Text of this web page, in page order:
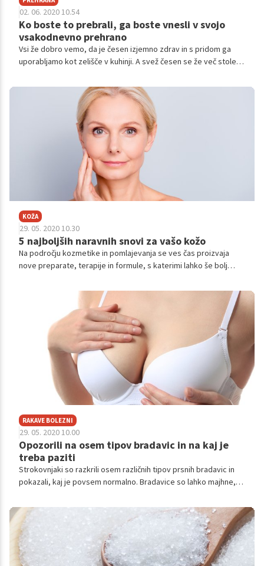
02. 06. 2020 10.54
Ko boste to prebrali, ga boste vnesli v svojo
vsakodnevno prehrano
Vsi že dobro vemo, da je česen izjemno zdrav in s pridom ga
uporabljamo kot zelišče v kuhinji. A svež česen se že več stoletij
v resnici celo vrsto pozitivnih učinkov na zdravje. Pokazalo se
je, da krepi imunski sistem, izboljšuje delovanje srčno-žilnega
sistema, da varuje telo pred infekcijami in da zmanjšuje vnetja v
KOŽA
29. 05. 2020 10.30
5 najboljših naravnih snovi za vašo kožo
Na področju kozmetike in pomlajevanja se ves čas proizvaja
nove preparate, terapije in formule, s katerimi lahko še bolj
pogostih tegobah, nove stvari niso nujno boljše. Tukaj je nekaj
RAKAVE BOLEZNI
29. 05. 2020 10.00
Opozorili na osem tipov bradavic in na kaj je
treba paziti
Strokovnjaki so razkrili osem različnih tipov prsnih bradavic in
pokazali, kaj je povsem normalno. Bradavice so lahko majhne,
skrbeti. A če se bradavica spremeni in je bila nekoč obrnjena
navzven, nato pa se obrne navznoter, je bolje obiskati
zdravnika. Tu je še nekaj opozorilnih znakov.